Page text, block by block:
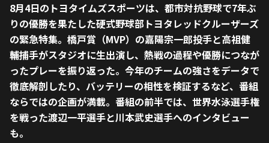
8月4日のトヨタイムズスポーツは、都市対抗野球で7年ぶ
りの優勝を果たした硬式野球部トヨタレッドクルーザーズ
の緊急特集。橋戸賞（MVP）の嘉陽宗一郎投手と高祖健
輔捕手がスタジオに生出演し、熱戦の過程や優勝につなが
ったプレーを振り返った。今年のチームの強さをデータで
徹底解剖したり、バッテリーの相性を検証するなど、番組
ならではの企画が満載。番組の前半では、世界水泳選手権
を戦った渡辺一平選手と川本武史選手へのインタビュー
も。